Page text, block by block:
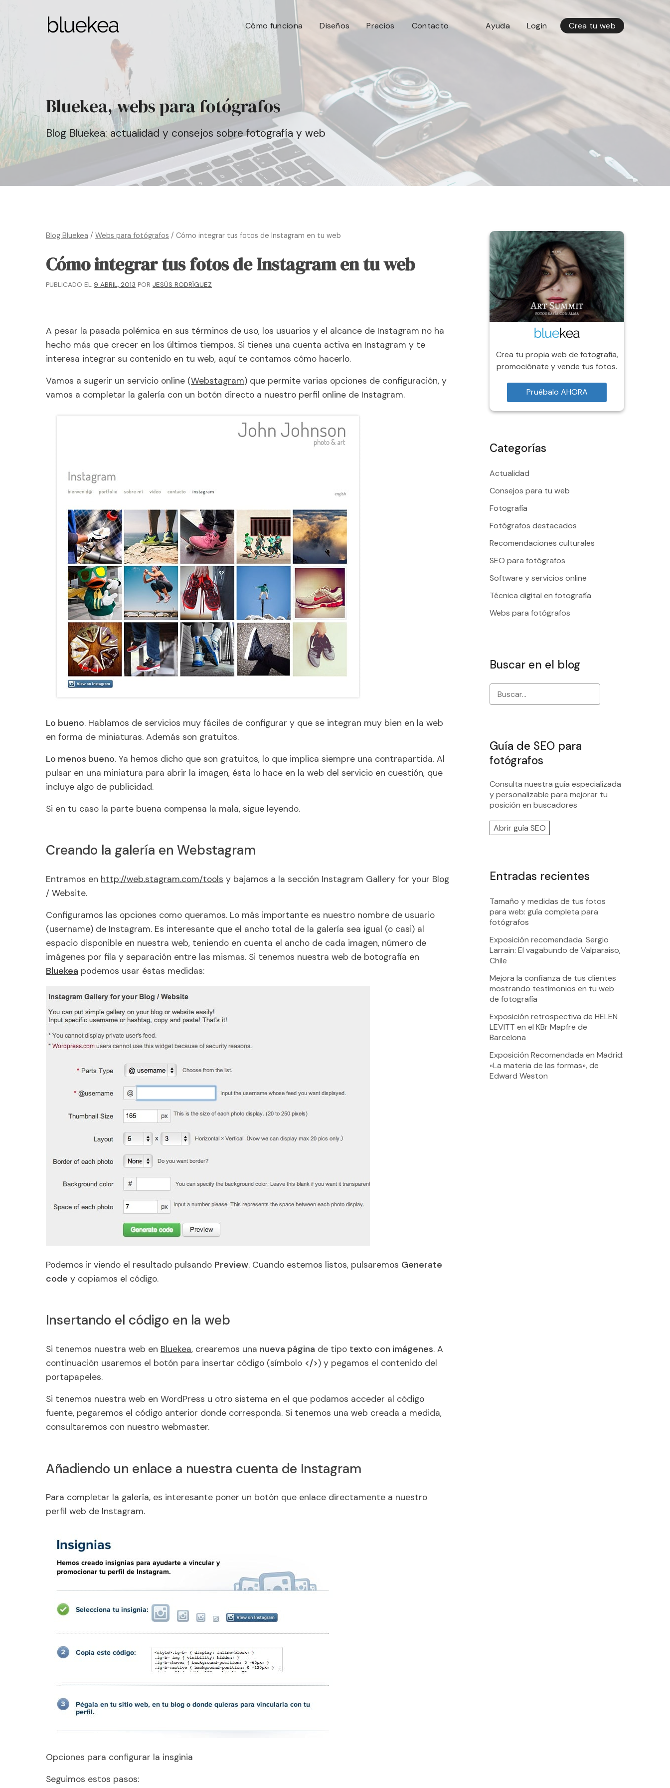
Cómo funciona Diseños Precios Contacto Ayuda Login Crea tu web
Bluekea, webs para fotógrafos
Blog Bluekea: actualidad y consejos sobre fotografía y web
Blog Bluekea / Webs para fotógrafos / Cómo integrar tus fotos de Instagram en tu web
Cómo integrar tus fotos de Instagram en tu web
PUBLICADO EL 9 ABRIL, 2013 POR JESÚS RODRÍGUEZ
A pesar la pasada polémica en sus términos de uso, los usuarios y el alcance de Instagram no ha
hecho más que crecer en los últimos tiempos. Si tienes una cuenta activa en Instagram y te
interesa integrar su contenido en tu web, aquí te contamos cómo hacerlo.
Vamos a sugerir un servicio online (Webstagram) que permite varias opciones de configuración, y
vamos a completar la galería con un botón directo a nuestro perfil online de Instagram.
Lo bueno. Hablamos de servicios muy fáciles de configurar y que se integran muy bien en la web
en forma de miniaturas. Además son gratuitos.
Lo menos bueno. Ya hemos dicho que son gratuitos, lo que implica siempre una contrapartida. Al
pulsar en una miniatura para abrir la imagen, ésta lo hace en la web del servicio en cuestión, que
incluye algo de publicidad.
Si en tu caso la parte buena compensa la mala, sigue leyendo.
Creando la galería en Webstagram
Entramos en http://web.stagram.com/tools y bajamos a la sección Instagram Gallery for your Blog
/ Website.
Configuramos las opciones como queramos. Lo más importante es nuestro nombre de usuario
(username) de Instagram. Es interesante que el ancho total de la galería sea igual (o casi) al
espacio disponible en nuestra web, teniendo en cuenta el ancho de cada imagen, número de
imágenes por fila y separación entre las mismas. Si tenemos nuestra web de botografía en
Bluekea podemos usar éstas medidas:
Podemos ir viendo el resultado pulsando Preview. Cuando estemos listos, pulsaremos Generate
code y copiamos el código.
Insertando el código en la web
Si tenemos nuestra web en Bluekea, crearemos una nueva página de tipo texto con imágenes. A
continuación usaremos el botón para insertar código (símbolo </>) y pegamos el contenido del
portapapeles.
Si tenemos nuestra web en WordPress u otro sistema en el que podamos acceder al código
fuente, pegaremos el código anterior donde corresponda. Si tenemos una web creada a medida,
consultaremos con nuestro webmaster.
Añadiendo un enlace a nuestra cuenta de Instagram
Para completar la galería, es interesante poner un botón que enlace directamente a nuestro
perfil web de Instagram.
Opciones para configurar la insginia
Seguimos estos pasos:
Crea tu propia web de fotografía,
promociónate y vende tus fotos.
Pruébalo AHORA
Categorías
Actualidad
Consejos para tu web
Fotografía
Fotógrafos destacados
Recomendaciones culturales
SEO para fotógrafos
Software y servicios online
Técnica digital en fotografía
Webs para fotógrafos
Buscar en el blog
Guía de SEO para
fotógrafos
Consulta nuestra guía especializada
y personalizable para mejorar tu
posición en buscadores
Abrir guía SEO
Entradas recientes
Tamaño y medidas de tus fotos
para web: guía completa para
fotógrafos
Exposición recomendada. Sergio
Larrain: El vagabundo de Valparaíso,
Chile
Mejora la confianza de tus clientes
mostrando testimonios en tu web
de fotografía
Exposición retrospectiva de HELEN
LEVITT en el KBr Mapfre de
Barcelona
Exposición Recomendada en Madrid:
«La materia de las formas», de
Edward Weston